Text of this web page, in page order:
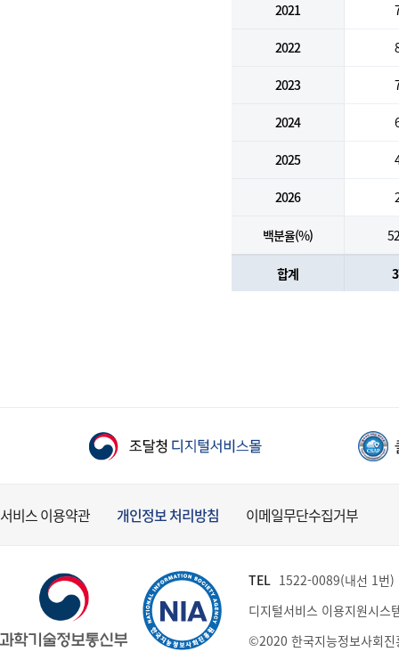
2021
2022
2023
2024
2025
2026
백분율(%)
합계
서비스 이용약관 개인정보 처리방침 이메일무단수집거부
TEL 1522-0089(내선 1번
디지털서비스 이용지원시스
©2020 한국지능정보사회진